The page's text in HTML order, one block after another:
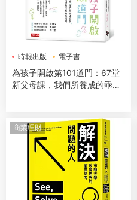
時報出版 電子書
為孩子開啟第101道門：67堂
新父母課，我們所養成的乖，
商業理財